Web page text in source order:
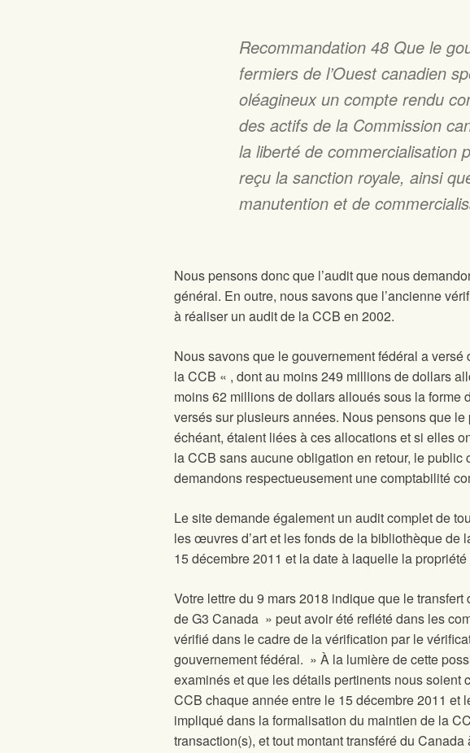
Recommandation 48 Que le
fermiers de l’Ouest canadien
oléagineux un compte rendu
des actifs de la Commission
la liberté de commercialisation
reçu la sanction royale, ainsi
manutention et de
Nous pensons donc que l’audit que nous
général. En outre, nous savons que l’ancienne
à réaliser un audit de la CCB en 2002.
Nous savons que le gouvernement fédéral a
la CCB « , dont au moins 249 millions de dollars
moins 62 millions de dollars alloués sous la forme
versés sur plusieurs années. Nous pensons que
échéant, étaient liées à ces allocations et si elles
la CCB sans aucune obligation en retour, le
demandons respectueusement une comptabilité
Le sitedemande également un audit complet de
les œuvres d’art et les fonds de la bibliothèque de
15 décembre 2011 et la date à laquelle la
Votre lettre du 9 mars 2018 indique que le
de G3 Canada » peut avoir été reflété dans les
vérifié dans le cadre de la vérification par le
gouvernement fédéral. » À la lumière de cette
examinés et que les détails pertinents nous soient
CCB chaque année entre le 15 décembre 2011
impliqué dans la formalisation du maintien de la
transaction(s), et tout montant transféré du